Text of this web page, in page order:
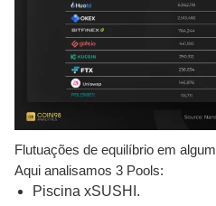
Flutuações de equilíbrio em
Aqui analisamos 3 Pools:
Piscina xSUSHI.